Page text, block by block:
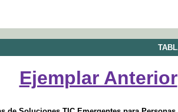
Ejemplar Anterior